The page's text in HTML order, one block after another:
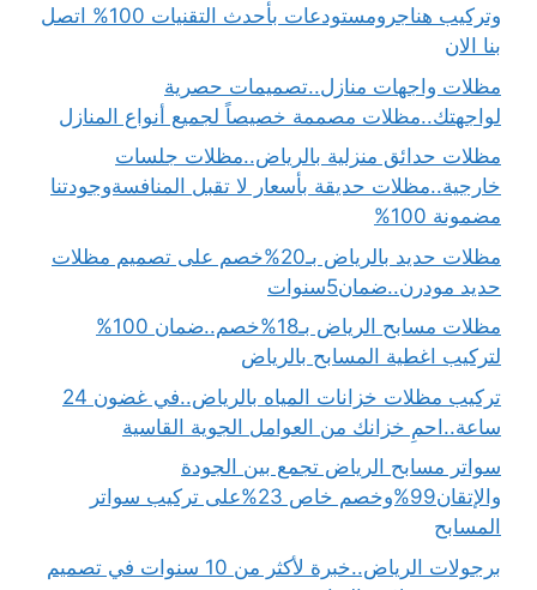
وتركيب هناجرومستودعات بأحدث التقنيات 100% اتصل
بنا الان
مظلات واجهات منازل..تصميمات حصرية
لواجهتك..مظلات مصممة خصيصاً لجميع أنواع المنازل
مظلات حدائق منزلية بالرياض..مظلات جلسات
خارجية..مظلات حديقة بأسعار لا تقبل المنافسةوجودتنا
مضمونة 100%
مظلات حديد بالرياض بـ20%خصم على تصميم مظلات
حديد مودرن..ضمان5سنوات
مظلات مسابح الرياض بـ18%خصم..ضمان 100%
لتركيب اغطية المسابح بالرياض
تركيب مظلات خزانات المياه بالرياض..في غضون 24
ساعة..احمِ خزانك من العوامل الجوية القاسية
سواتر مسابح الرياض تجمع بين الجودة
والإتقان99%وخصم خاص 23%على تركيب سواتر
المسابح
برجولات الرياض..خبرة لأكثر من 10 سنوات في تصميم